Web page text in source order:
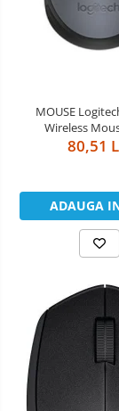
MOUSE Logitech
Wireless
80,51
ADAUGA